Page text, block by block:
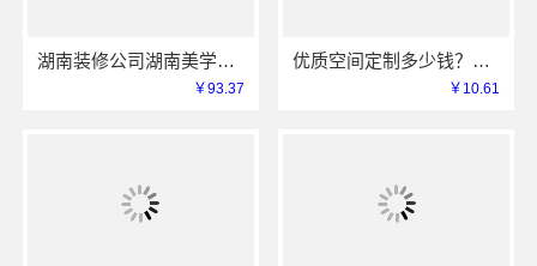
湖南装修公司湖南美学筑家建材有限公司老房翻新靠谱吗
￥93.37
优质空间定制多少钱？南京市创亿讯透明报价更实惠
￥10.61